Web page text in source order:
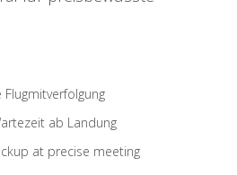
ab Landung
at precise meeting